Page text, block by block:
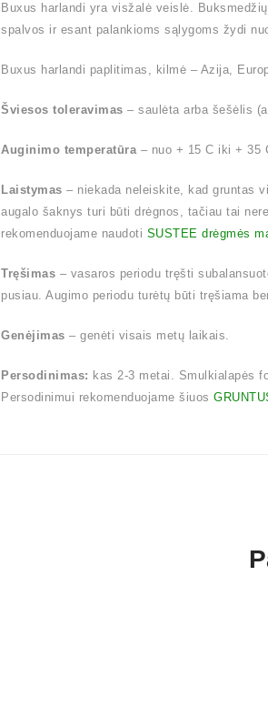
Buxus harlandi yra visžalė veislė.
spalvos ir esant palankioms sąlygoms žydi
Buxus harlandi paplitimas, kilmė – Azija,
Šviesos toleravimas – saulėta arba šešėlis
Auginimo temperatūra– nuo + 15 C iki + 35
Laistymas – niekada neleiskite, kad gruntas
augalo šaknys turi būti drėgnos, tačiau tai
rekomenduojame naudoti SUSTEE drėgmės
Tręšimas – vasaros periodu tręšti
pusiau. Augimo periodu turėtų būti tręšiama
Genėjimas – genėti visais metų laikais.
Persodinimas: kas 2-3 metai. Smulkialapės
Persodinimui rekomenduojame šiuos